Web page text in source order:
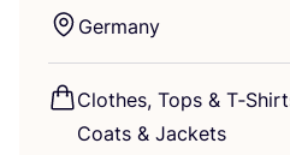
Ger­many
Clot­hes, Tops &
Coats & Jackets